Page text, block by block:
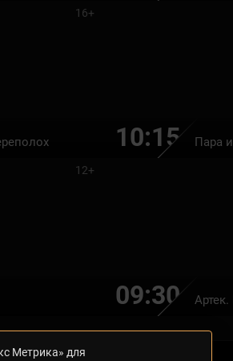
16+
10:15 Пара
12+
09:30
Метрика» для